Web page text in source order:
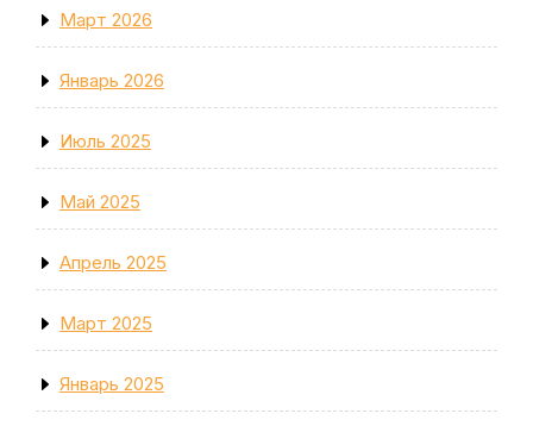
Март 2026
Январь 2026
Июль 2025
Май 2025
Апрель 2025
Март 2025
Январь 2025